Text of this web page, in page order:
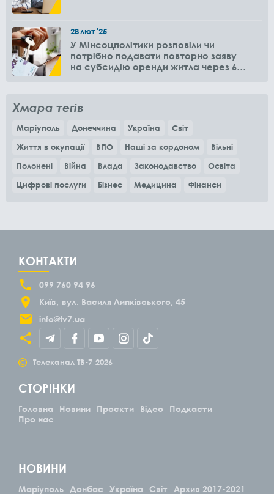
28лют'25
У Мінсоцполітики розповіли чи
потрібно подавати повторно заяву
на субсидію оренди житла через 6
Хмара тегів
Маріуполь Донеччина Україна
Світ
Життя в окупації
ВПО Наші за кордоном
Вільні
Полонені
Війна Влада Законодавство
Освіта
Цифрові послуги
Бізнес Медицина Фінанси
КОНТАКТИ
099 760 94 96
Київ
вул. Василя Липківського, 45
info@tv7.ua
© Телеканал ТВ-7 2026
СТОРІНКИ
Головна Новини Проєкти Відео
Подкасти
Про нас
НОВИНИ
Маріуполь Донбас Україна Світ Архив 2017-2021